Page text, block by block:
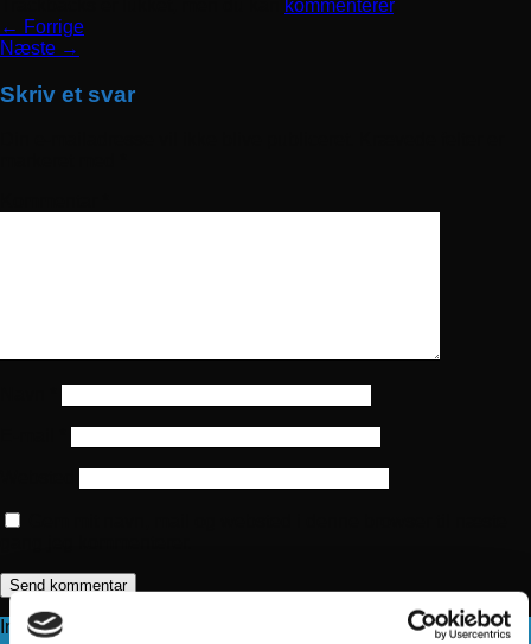
kommenterer.
← Forrige
Næste →
Skriv et svar
Information